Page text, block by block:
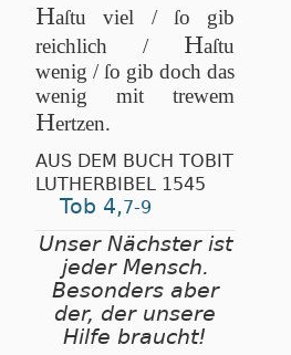
Haſtu viel / ſo gib
reichlich / Haſtu
wenig / ſo gib doch das
wenig mit trewem
Hertzen.
AUS DEM BUCH TOBIT
LUTHERBIBEL 1545
Tob 4,7-9
Unser Nächster ist
jeder Mensch.
Besonders aber
der, der unsere
Hilfe braucht!